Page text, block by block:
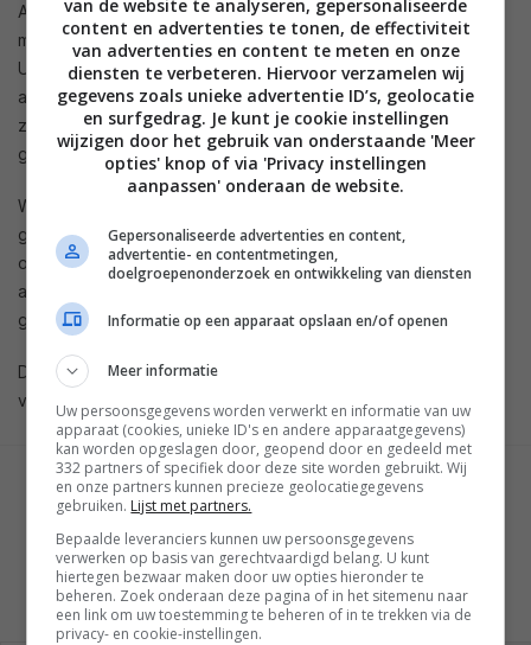
Audio) ondersteunt, terwijl een optisch audio signaal
maximaal DTS ondersteunt. Met deMarmitek Connect AE24
UHD 2.0kun je dus geluidsapparatuur gebruiken die niet de
allernieuwste technieken (4K, HDR, HDCP 2.2) ondersteunt,
zonder dat je concessies hoeft te doen aan de beeld- en
geluidskwaliteit.
Wanneer de televisie wel ARC ondersteunt en de
geluidsinstallatie niet, dan kun je met dit product toch audio
over de HDMI-kabel terughalen en vervolgens optisch,
analoog of via HDMI audio only aansluiten op de
geluidsinstallatie.
De Marmitek Connect AE24 UHD 2.0
vanaf vandaag verkrijgbaar voor 99,95 euro.
GESCHREVEN DOOR
MARTIJN CHEL
van de website te analyseren, gepersonaliseerde
content en advertenties te tonen, de effectiviteit
van advertenties en content te meten en onze
diensten te verbeteren. Hiervoor verzamelen wij
gegevens zoals unieke advertentie ID’s, geolocatie
en surfgedrag. Je kunt je cookie instellingen
wijzigen door het gebruik van onderstaande 'Meer
opties' knop of via 'Privacy instellingen
aanpassen' onderaan de website.
Gepersonaliseerde advertenties en content,
advertentie- en contentmetingen,
doelgroepenonderzoek en ontwikkeling van diensten
Informatie op een apparaat opslaan en/of openen
Meer informatie
Uw persoonsgegevens worden verwerkt en informatie van uw
apparaat (cookies, unieke ID's en andere apparaatgegevens)
kan worden opgeslagen door, geopend door en gedeeld met
332 partners of specifiek door deze site worden gebruikt. Wij
en onze partners kunnen precieze geolocatiegegevens
gebruiken. Lijst met partners.
Bepaalde leveranciers kunnen uw persoonsgegevens
verwerken op basis van gerechtvaardigd belang. U kunt
hiertegen bezwaar maken door uw opties hieronder te
beheren. Zoek onderaan deze pagina of in het sitemenu naar
een link om uw toestemming te beheren of in te trekken via de
privacy- en cookie-instellingen.